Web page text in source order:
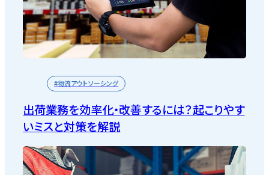
#物流アウトソーシング
出荷業務を効率化・改善するには？起こりやす
いミスと対策を解説